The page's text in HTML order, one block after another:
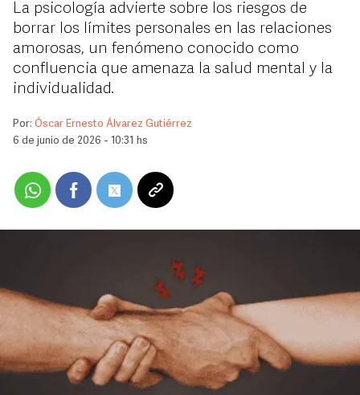
La psicología advierte sobre los riesgos de
borrar los límites personales en las relaciones
amorosas, un fenómeno conocido como
confluencia que amenaza la salud mental y la
individualidad.
Por: Óscar Ernesto Álvarez Gutiérrez
6 de junio de 2026 - 10:31 hs